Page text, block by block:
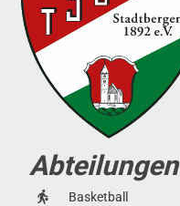
Abteilungen
Basketball